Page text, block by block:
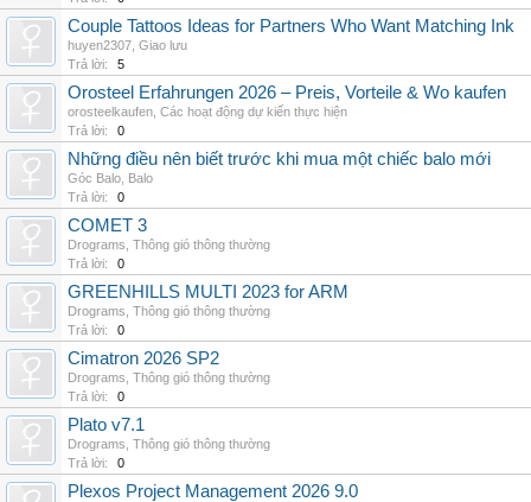
Couple Tattoos Ideas for Partners Who Want Matching Ink
huyen2307 Giao lưu
Trả lời:
5
Orosteel Erfahrungen 2026 – Preis, Vorteile & Wo kaufen
orosteelkaufen Các hoạt động dự kiến thực hiện
Trả lời:
0
Những điều nên biết trước khi mua một chiếc balo mới
Góc Balo Balo
Trả lời:
0
COMET 3
Drograms Thông gió thông thường
Trả lời:
0
GREENHILLS MULTI 2023 for ARM
Drograms Thông gió thông thường
Trả lời:
0
Cimatron 2026 SP2
Drograms Thông gió thông thường
Trả lời:
0
Plato v7.1
Drograms Thông gió thông thường
Trả lời:
0
Plexos Project Management 2026 9.0